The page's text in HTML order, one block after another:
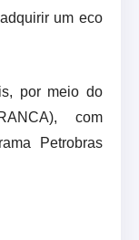
um eco
por meio do
com
Petrobras